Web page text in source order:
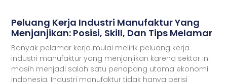
Peluang Kerja Industri Manufaktur Yang
Menjanjikan: Posisi, Skill, Dan Tips Melamar
Banyak pelamar kerja mulai melirik peluang kerja
industri manufaktur yang menjanjikan karena sektor ini
masih menjadi salah satu penopang utama ekonomi
Indonesia. Industri manufaktur tidak hanya berisi